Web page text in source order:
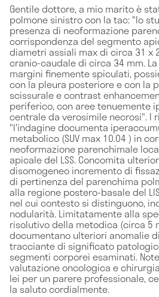
Gentile dottore, a mio marito è
polmone sinistro con la tac: "lo
presenza di neoformazione
corrispondenza del segmento
diametri assiali max di circa 31 x
cranio-caudale di circa 34 mm.
margini finemente spiculati,
con la pleura posteriore e con la
scissurale e contrast
periferico, con aree tenuemente
centrale da verosimile necrosi". I
"l'indagine documenta
metabolico (SUV max 10.04 ) in
neoformazione parenchimale
apicale del LSS. Concomita
disomogeneo incremento di
di pertinenza del parenchima
alla regione postero-basale del
nel cui contesto si distinguono,
nodularità. Limitatamente alla
risolutivo della metodica (circa 5
documentano ulteriori anomalie
tracciante di significato
segmenti corporei esaminati.
valutazione oncologica e
lei per un parere professionale,
la saluto cordialmente.